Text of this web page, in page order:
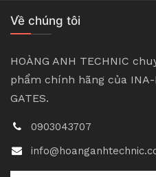
Về chúng tôi
HOÀNG ANH TECHNIC
phẩm chính hãng của INA-
GATES.
0903043707